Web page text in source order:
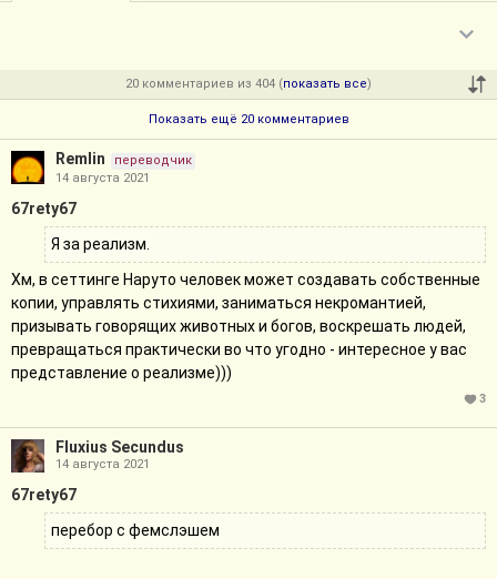
20 комментариев из 404 (показать все)
Показать ещё 20 комментариев
Remlin
переводчик
14 августа 2021
67rety67
Я за реализм.
Хм, в сеттинге Наруто человек может создавать собственные
копии, управлять стихиями, заниматься некромантией,
призывать говорящих животных и богов, воскрешать людей,
превращаться практически во что угодно - интересное у вас
представление о реализме)))
3
Fluxius Secundus
14 августа 2021
67rety67
перебор с фемслэшем